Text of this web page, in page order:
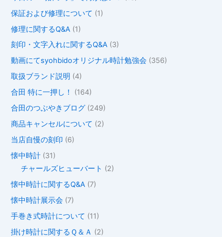
保証および修理について (1)
修理に関するQ&A (1)
刻印・文字入れに関するQ&A (3)
動画にてsyohbidoオリジナル時計勉強会 (356)
取扱ブランド説明 (4)
合田 特に一押し！
(164)
合田のつぶやきブログ (249)
商品キャンセルについて (2)
当店自慢の刻印 (6)
懐中時計 (31)
チャールズヒューバート (2)
懐中時計に関するQ&A (7)
懐中時計展示会 (7)
手巻き式時計について (11)
掛け時計に関するＱ＆Ａ (2)